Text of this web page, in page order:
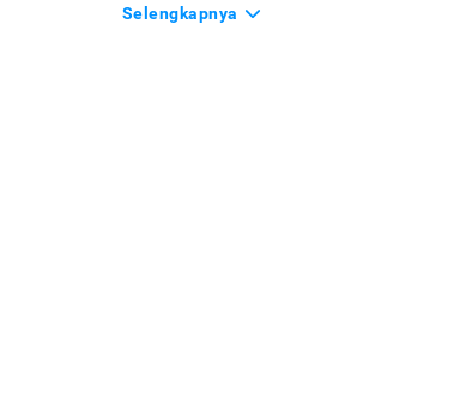
Selengkapnya